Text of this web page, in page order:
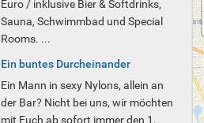
Euro / inklusive Bier & Softdrinks,
Sauna, Schwimmbad und Special
Rooms. ...
Ein buntes Durcheinander
Ein Mann in sexy Nylons, allein an
der Bar? Nicht bei uns, wir möchten
mit Euch ab sofort immer den 1.